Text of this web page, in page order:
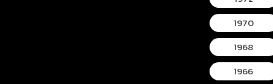
1970
1968
1966